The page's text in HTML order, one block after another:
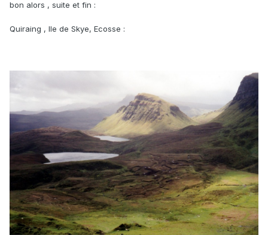
bon alors , suite et fin :
Quiraing , Ile de Skye, Ecosse :